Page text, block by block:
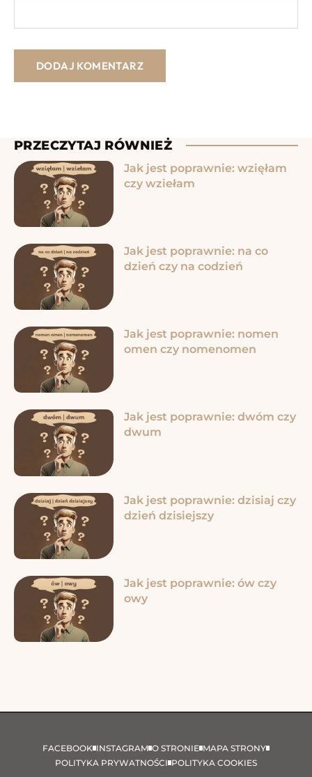
PRZECZYTAJ RÓWNIEŻ
Jak jest poprawnie: wzięłam
czy wziełam
Jak jest poprawnie: na co
dzień czy na codzień
Jak jest poprawnie: nomen
omen czy nomenomen
Jak jest poprawnie: dwóm czy
dwum
Jak jest poprawnie: dzisiaj czy
dzień dzisiejszy
Jak jest poprawnie: ów czy
owy
FACEBOOK INSTAGRAM O STRONIE MAPA STRONY
POLITYKA PRYWATNOŚCI POLITYKA COOKIES